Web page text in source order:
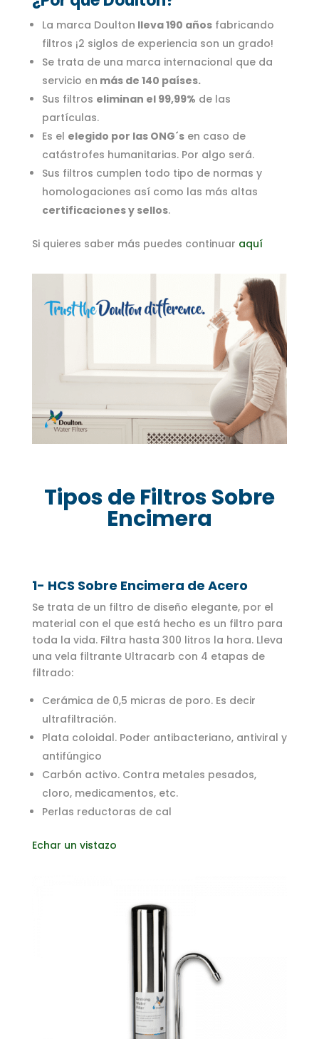
La marca Doulton lleva 190 añosfabricando
filtros ¡2 siglos de experiencia son un grado!
Se trata de una marca internacional que da
servicio en más de 140 países.
Sus filtros eliminan el 99,99% de las
partículas.
Es el elegido por las ONG´sen caso de
catástrofes humanitarias. Por algo será.
Sus filtros cumplen todo tipo de normas y
homologaciones así como las más altas
certificaciones y sellos.
Si quieres saber más puedes continuar aquí
Tipos de Filtros Sobre
Encimera
1- HCS Sobre Encimera de Acero
Se trata de un filtro de diseño elegante, por el
material con el que está hecho es un filtro para
toda la vida. Filtra hasta 300 litros la hora. Lleva
una vela filtrante Ultracarb con 4 etapas de
filtrado:
Cerámica de 0,5 micras de poro. Es decir
ultrafiltración.
Plata coloidal. Poder antibacteriano, antiviral y
antifúngico
Carbón activo. Contra metales pesados,
cloro, medicamentos, etc.
Perlas reductoras de cal
Echar un vistazo